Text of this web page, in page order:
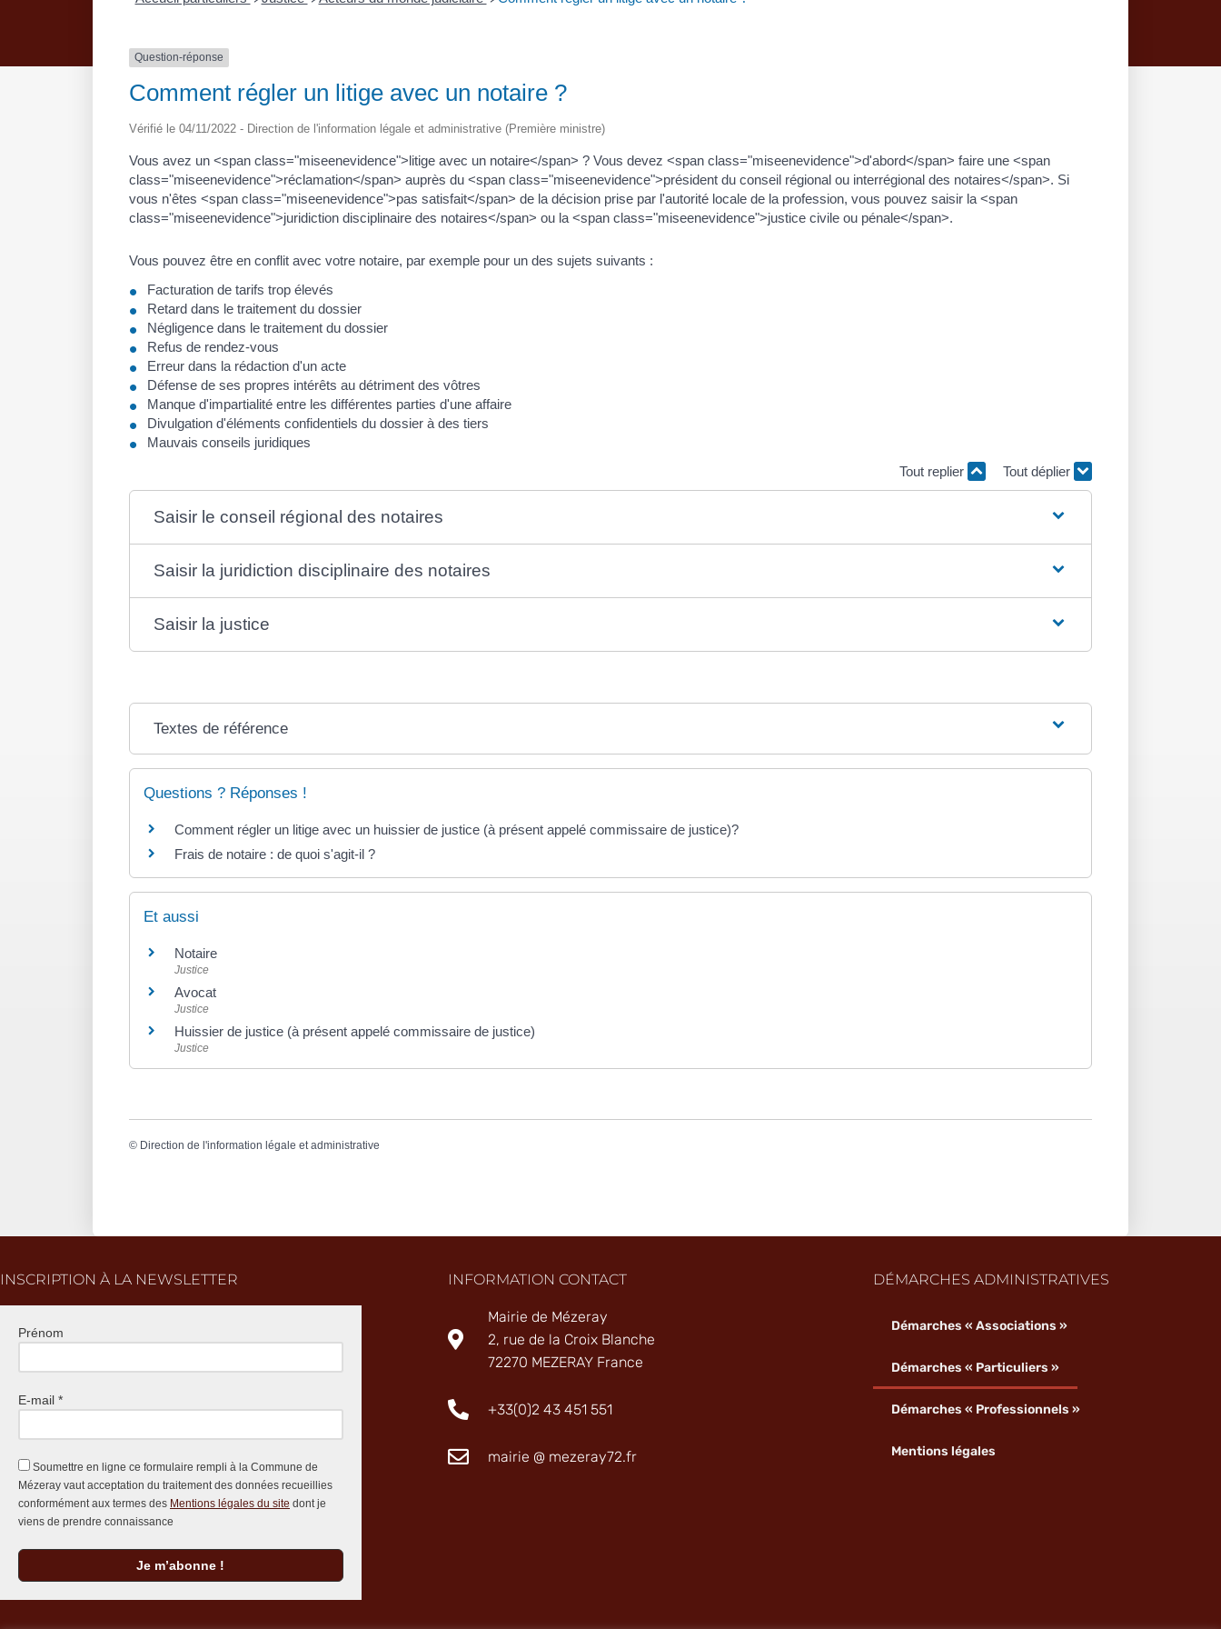
Question-réponse
Comment régler un litige avec un notaire ?
Vérifié le 04/11/2022 - Direction de l'information légale et administrative (Première ministre)
Vous avez un <span class="miseenevidence">litige avec un notaire</span> ? Vous devez <span class="miseenevidence">d'abord</span> faire une <span
class="miseenevidence">réclamation</span> auprès du <span class="miseenevidence">président du conseil régional ou interrégional des notaires</span>. Si
vous n'êtes <span class="miseenevidence">pas satisfait</span> de la décision prise par l'autorité locale de la profession, vous pouvez saisir la <span
class="miseenevidence">juridiction disciplinaire des notaires</span> ou la <span class="miseenevidence">justice civile ou pénale</span>.
Vous pouvez être en conflit avec votre notaire, par exemple pour un des sujets suivants :
Facturation de tarifs trop élevés
Retard dans le traitement du dossier
Négligence dans le traitement du dossier
Refus de rendez-vous
Erreur dans la rédaction d'un acte
Défense de ses propres intérêts au détriment des vôtres
Manque d'impartialité entre les différentes parties d'une affaire
Divulgation d'éléments confidentiels du dossier à des tiers
Mauvais conseils juridiques
Tout replier
Tout déplier
Saisir le conseil régional des notaires
Saisir la juridiction disciplinaire des notaires
Saisir la justice
Textes de référence
Questions ? Réponses !
Comment régler un litige avec un huissier de justice (à présent appelé commissaire de justice)?
Frais de notaire : de quoi s'agit-il ?
Et aussi
Notaire
Justice
Avocat
Justice
Huissier de justice (à présent appelé commissaire de justice)
Justice
© Direction de l'information légale et administrative
INSCRIPTION À LA NEWSLETTER
Prénom
E-mail *
Soumettre en ligne ce formulaire rempli à la Commune de
Mézeray vaut acceptation du traitement des données recueillies
conformément aux termes des Mentions légales du site dont je
viens de prendre connaissance
INFORMATION CONTACT
Mairie de Mézeray
2, rue de la Croix Blanche
72270 MEZERAY France
+33(0)2 43 451 551
mairie @ mezeray72.fr
DÉMARCHES ADMINISTRATIVES
Démarches « Associations »
Démarches « Particuliers »
Démarches « Professionnels »
Mentions légales